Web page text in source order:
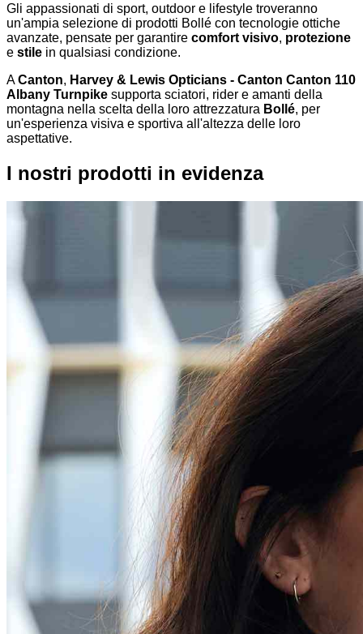
Gli appassionati di sport, outdoor e lifestyle troveranno
un'ampia selezione di prodotti Bollé con tecnologie ottiche
avanzate, pensate per garantire comfort visivo, protezione
e stile in qualsiasi condizione.
ACanton, Harvey & Lewis Opticians - Canton Canton 110
Albany Turnpike supporta sciatori, rider e amanti della
montagna nella scelta della loro attrezzatura Bollé, per
un'esperienza visiva e sportiva all'altezza delle loro
aspettative.
I nostri prodotti in evidenza